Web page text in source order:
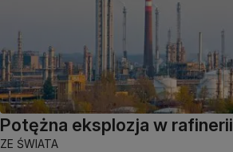
Potężna eksplozja w rafinerii
ZE ŚWIATA